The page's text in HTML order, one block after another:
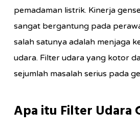
pemadaman listrik. Kinerja
sangat bergantung pada
salah satunya adalah menjaga
udara. Filter udara yang kotor
sejumlah masalah serius pada
Apa itu Filter Udara